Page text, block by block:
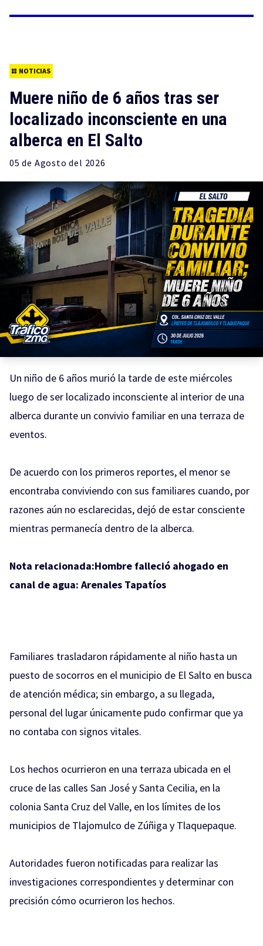
NOTICIAS
Muere niño de 6 años tras ser
localizado inconsciente en una
alberca en El Salto
05 de Agosto del 2026
Un niño de 6 años murió la tarde de este miércoles
luego de ser localizado inconsciente al interior de una
alberca durante un convivio familiar en una terraza de
eventos.
De acuerdo con los primeros reportes, el menor se
encontraba conviviendo con sus familiares cuando, por
razones aún no esclarecidas, dejó de estar consciente
mientras permanecía dentro de la alberca.
Nota relacionada:Hombre falleció ahogado en
canal de agua: Arenales Tapatíos
Familiares trasladaron rápidamente al niño hasta un
puesto de socorros en el municipio de El Salto en busca
de atención médica; sin embargo, a su llegada,
personal del lugar únicamente pudo confirmar que ya
no contaba con signos vitales.
Los hechos ocurrieron en una terraza ubicada en el
cruce de las calles San José y Santa Cecilia, en la
colonia Santa Cruz del Valle, en los límites de los
municipios de Tlajomulco de Zúñiga y Tlaquepaque.
Autoridades fueron notificadas para realizar las
investigaciones correspondientes y determinar con
precisión cómo ocurrieron los hechos.